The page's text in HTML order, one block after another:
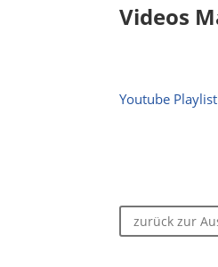
Videos
Youtube Playlist
zurück zur